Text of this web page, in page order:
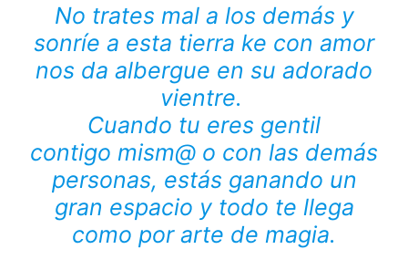
No trates mal a los demás y
sonríe a esta tierra ke con amor
nos da albergue en su adorado
vientre.
Cuando tu eres gentil
contigo mism@ o con las demás
personas, estás ganando un
gran espacio y todo te llega
como por arte de magia.